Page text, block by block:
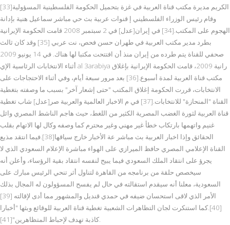
الكريم مديرة مكتب قناة العربية في غزة بتحميل الحكومة الفلسطينية المسؤولية[33]
وقام رئيس الوزراء الفلسطيني إ قنوات عربية بث حي مباشر سماعيل هنية بإدانة
الهجوم على المكتب.[34] في إيران[عدل] في 2 سبتمبر 2008 قامت الحكومة الإيرانية
بطرد مدير مكتب العربية في طهران حسن فحص، نت عربي [35] وقد كان ثالث
صحفي للقناة يتم طرده من إيران منذ أن افتتحت مكتبا لها هناك. في 14 يونيو 2009
أثناء الانتخابات الرئاسية الإي al 3arabiya رانية 2009، قامت الحكومة الإيرانية بإغلاق
مكتب قناة العربية لمدة أسبوع.[36] بعد مرور سبعة أيام، وفي أثناء الاحتجاجات على
الانتخابات، قررت الحكومة إغلاق المكتب "حتى إشعار آخر" بسبب ما وصفته بتغطية
القناة "المنحازة" للانتخابات.[37] في م الاخبار العالمية والعربية صر[عدل] شاب تغطية
قناة العربية لثورة الغضب المصرية الكثير من اللغط، حيث هاجم الناشط المصري وائل
غنيم واتهمها بارتكاب خطأ غير مهني وغير محترم كما وصفه وكال لها الاتهام بقلب
الحقائق وإذا اخبار العربية بث مباشر عة الأخبار خارج سياقها[38].فيما انتقد مذيع
القناة الإعلامي المصري حافظ الميرازي على الهواء مباشرة الإعلام السعودي الذي لا
يجرؤ على انتقاد الملك السعودي فيما يبيح لنفسه انتقاد بقية الرؤساء، وأعلن أنه
سيخصص حلقة من برنامجه من القاهرة لتناول أثر تنحي الرئيس مبارك على
السعودية، معلنا أنه سيقدم استقالته في حال لم يفسح المسؤولون له المجال بذلك
الأمر الذي لاقى استحسان ضيفه في حمدي قنديل والمشهور مما أدى لإقالته [39]
[40].كما استنكرت لجان التظاهرات الشعبية تغطية قناة العربية للوقائع وبثها "أخبارا
كاذبة تهدف لإحباط المتظاهرين"[41].